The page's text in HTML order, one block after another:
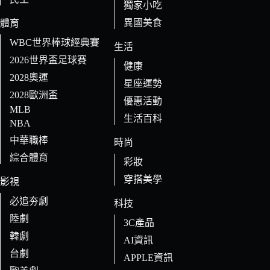
體育
WBC世界棒球經典賽
2026世界盃足球賽
2028奧運
2028歐洲盃
MLB
NBA
中華職棒
綜合體育
影視
必追夯劇
陸劇
韓劇
台劇
獨家小吃
異國美食
生活
健康
星座運勢
優惠活動
生活百科
時尚
彩妝
穿搭美學
科技
3C產品
AI資訊
APPLE資訊